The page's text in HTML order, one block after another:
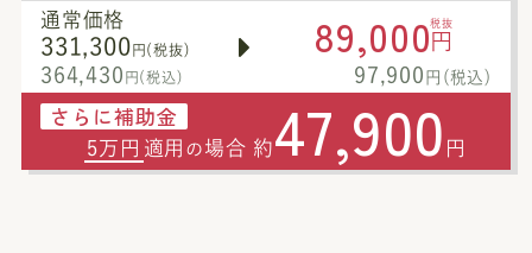
通常価格
331,300 円(税抜)
364,430 円(税込)
89,000税抜
円
97,900 円(税込)
さらに補助金
5万円 適用 の 場合 約47,900 円